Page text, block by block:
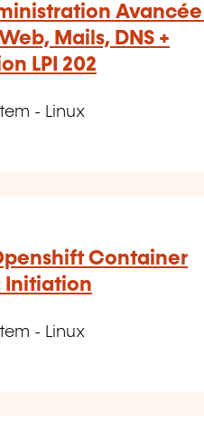
Avancée
Mails, DNS +
LPI 202
- Linux
Container
Initiation
- Linux